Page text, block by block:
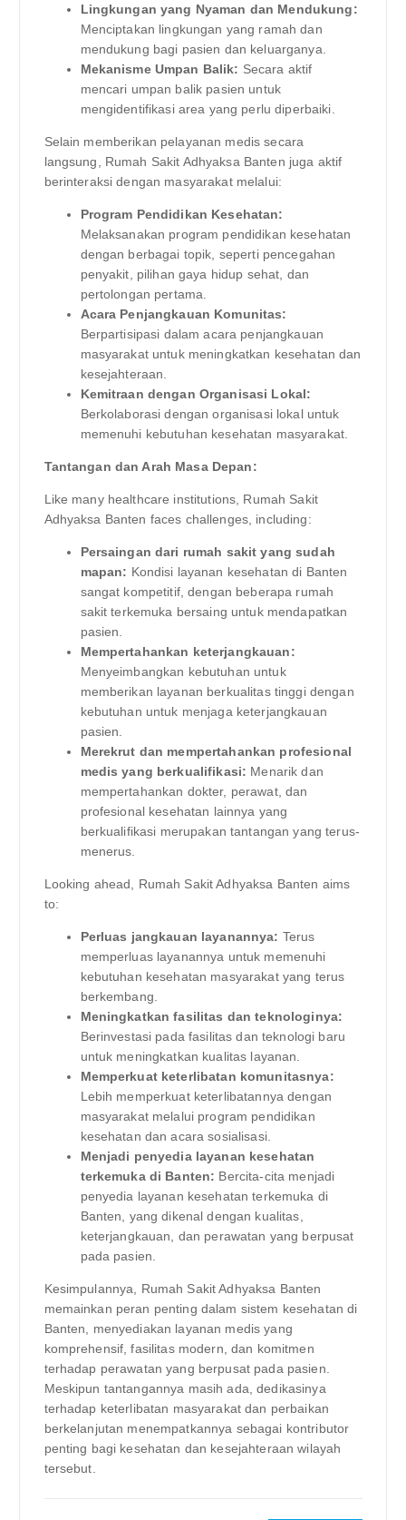
Lingkungan yang Nyaman dan Mendukung:
Menciptakan lingkungan yang ramah dan
mendukung bagi pasien dan keluarganya.
Mekanisme Umpan Balik: Secara aktif
mencari umpan balik pasien untuk
mengidentifikasi area yang perlu diperbaiki.
Selain memberikan pelayanan medis secara
langsung, Rumah Sakit Adhyaksa Banten juga aktif
berinteraksi dengan masyarakat melalui:
Program Pendidikan Kesehatan:
Melaksanakan program pendidikan kesehatan
dengan berbagai topik, seperti pencegahan
penyakit, pilihan gaya hidup sehat, dan
pertolongan pertama.
Acara Penjangkauan Komunitas:
Berpartisipasi dalam acara penjangkauan
masyarakat untuk meningkatkan kesehatan dan
kesejahteraan.
Kemitraan dengan Organisasi Lokal:
Berkolaborasi dengan organisasi lokal untuk
memenuhi kebutuhan kesehatan masyarakat.
Tantangan dan Arah Masa Depan:
Like many healthcare institutions, Rumah Sakit
Adhyaksa Banten faces challenges, including:
Persaingan dari rumah sakit yang sudah
mapan: Kondisi layanan kesehatan di Banten
sangat kompetitif, dengan beberapa rumah
sakit terkemuka bersaing untuk mendapatkan
pasien.
Mempertahankan keterjangkauan:
Menyeimbangkan kebutuhan untuk
memberikan layanan berkualitas tinggi dengan
kebutuhan untuk menjaga keterjangkauan
pasien.
Merekrut dan mempertahankan profesional
medis yang berkualifikasi: Menarik dan
mempertahankan dokter, perawat, dan
profesional kesehatan lainnya yang
berkualifikasi merupakan tantangan yang terus-
menerus.
Looking ahead, Rumah Sakit Adhyaksa Banten aims
to:
Perluas jangkauan layanannya: Terus
memperluas layanannya untuk memenuhi
kebutuhan kesehatan masyarakat yang terus
berkembang.
Meningkatkan fasilitas dan teknologinya:
Berinvestasi pada fasilitas dan teknologi baru
untuk meningkatkan kualitas layanan.
Memperkuat keterlibatan komunitasnya:
Lebih memperkuat keterlibatannya dengan
masyarakat melalui program pendidikan
kesehatan dan acara sosialisasi.
Menjadi penyedia layanan kesehatan
terkemuka di Banten: Bercita-cita menjadi
penyedia layanan kesehatan terkemuka di
Banten, yang dikenal dengan kualitas,
keterjangkauan, dan perawatan yang berpusat
pada pasien.
Kesimpulannya, Rumah Sakit Adhyaksa Banten
memainkan peran penting dalam sistem kesehatan di
Banten, menyediakan layanan medis yang
komprehensif, fasilitas modern, dan komitmen
terhadap perawatan yang berpusat pada pasien.
Meskipun tantangannya masih ada, dedikasinya
terhadap keterlibatan masyarakat dan perbaikan
berkelanjutan menempatkannya sebagai kontributor
penting bagi kesehatan dan kesejahteraan wilayah
tersebut.